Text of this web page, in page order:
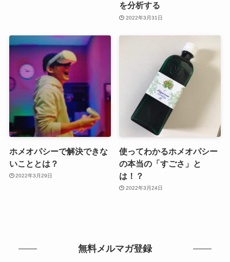
を分析する
2022年3月31日
ホメオパシーで解決できな
いこととは？
2022年3月29日
使ってわかるホメオパシー
の本当の「すごさ」と
は！？
2022年3月24日
無料メルマガ登録